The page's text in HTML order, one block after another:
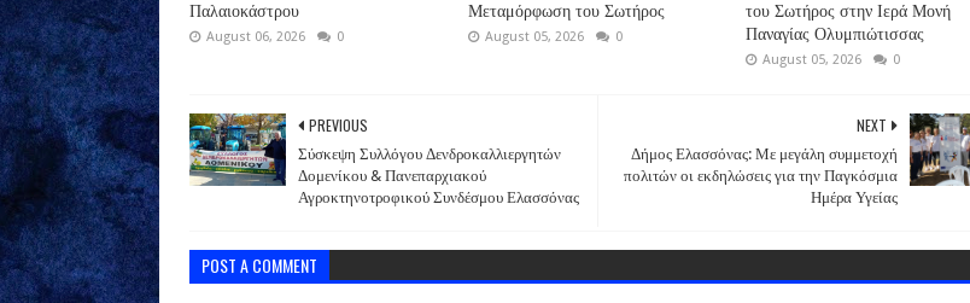
Παλαιοκάστρου
August 06, 2026 0
Μεταμόρφωση του Σωτήρος
August 05, 2026 0
του Σωτήρος στην Ιερά Μονή
Παναγίας Ολυμπιώτισσας
August 05, 2026 0
NEXT
Δήμος Ελασσόνας: Με μεγάλη συμμετοχή
πολιτών οι εκδηλώσεις για την Παγκόσμια
Ημέρα Υγείας
PREVIOUS
Σύσκεψη Συλλόγου Δενδροκαλλιεργητών
Δομενίκου & Πανεπαρχιακού
Αγροκτηνοτροφικού Συνδέσμου Ελασσόνας
POST A COMMENT